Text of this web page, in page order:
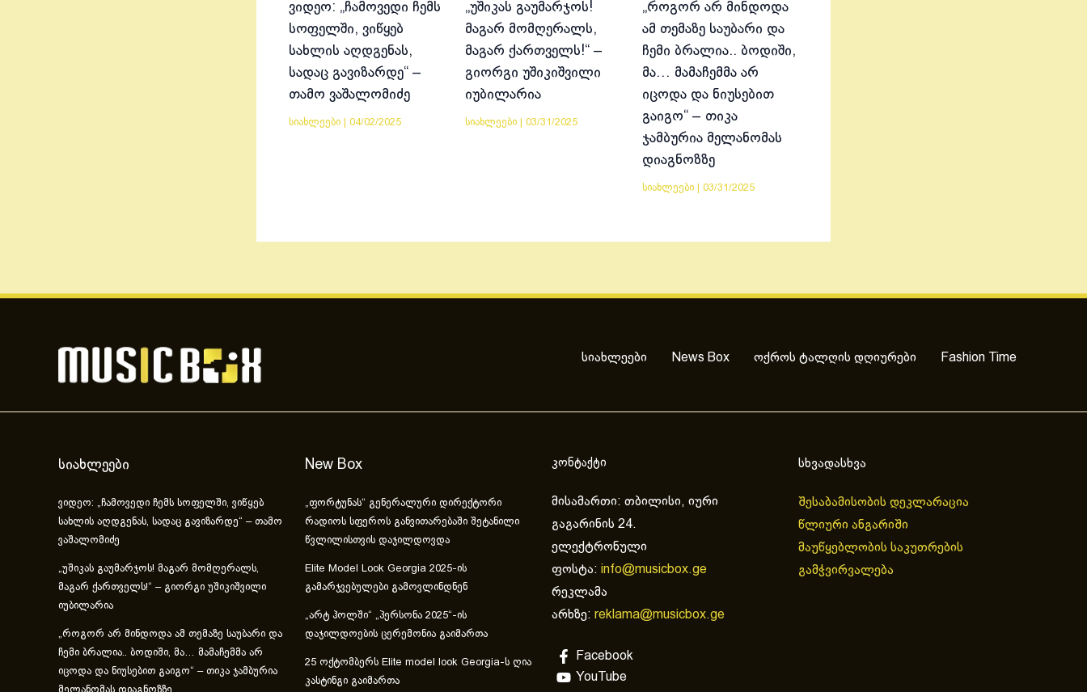
ვიდეო: „ჩამოვედი ჩემს
სოფელში, ვიწყებ
სახლის აღდგენას,
სადაც გავიზარდე“ –
თამო ვაშალომიძე
სიახლეები 04/02/2025
„უშიკას გაუმარჯოს!
მაგარ მომღერალს,
მაგარ ქართველს!“ –
გიორგი უშიკიშვილი
იუბილარია
სიახლეები |03/31/2025
„როგორ არ მინდოდა
ამ თემაზე საუბარი და
ჩემი ბრალია.. ბოდიში,
მა… მამაჩემმა არ
იცოდა და ნიუსებით
გაიგო“ – თიკა
ჯამბურია მელანომას
დიაგნოზზე
სიახლეები| 03/31/2025
სიახლეები News Box ოქროს ტალღის დღიურები Fashion Time
სიახლეები
ვიდეო: „ჩამოვედი ჩემს სოფელში, ვიწყებ
სახლის აღდგენას, სადაც გავიზარდე“ – თამო
ვაშალომიძე
„უშიკას გაუმარჯოს! მაგარ მომღერალს,
მაგარ ქართველს!“ – გიორგი უშიკიშვილი
იუბილარია
„როგორ არ მინდოდა ამ თემაზე საუბარი და
ჩემი ბრალია.. ბოდიში, მა… მამაჩემმა არ
იცოდა და ნიუსებით გაიგო“ – თიკა ჯამბურია
New Box
„ფორტუნას“ გენერალური დირექტორი
რადიოს სფეროს განვითარებაში შეტანილი
წვლილისთვის დაჯილდოვდა
Elite Model Look Georgia 2025-ის
გამარჯვებულები გამოვლინდნენ
„არტ ჰოლში“ „პერსონა 2025“-ის
დაჯილდოების ცერემონია გაიმართა
25 ოქტომბერს Elite model look Georgia-ს ღია
კასტინგი გაიმართა
კონტაქტი
მისამართი: თბილისი, იური
გაგარინის 24.
ელექტრონული
ფოსტა: info@musicbox.ge
რეკლამა
არხზე: reklama@musicbox.ge
Facebook
YouTube
სხვადასხვა
შესაბამისობის დეკლარაცია
წლიური ანგარიში
მაუწყებლობის საკუთრების
გამჭვირვალება